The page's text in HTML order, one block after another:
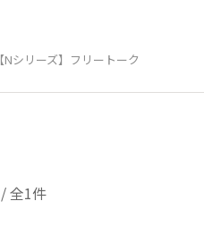
【Nシリーズ】フリートーク
全1件